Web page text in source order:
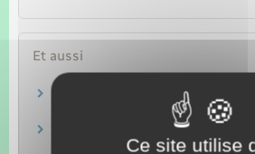
Et aussi
Rentes et capitaux versés en
Pension de réversion
Famille – ScolaritéCe site utilise